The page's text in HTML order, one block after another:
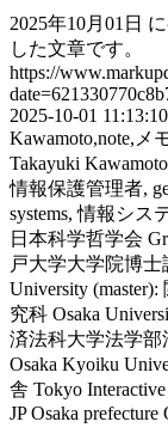
2025年10月01日
した文章です。
https://
2025-10-01 11:13:10
Kawamoto,note,メ
Takayuki
情報保護管理者,
systems, 情報シス
日本科学哲学会
戸大学大学院博
University
究科 Osaka
済法科大学法学部
Osaka Kyoiku
舎 Tokyo
JP Osaka prefecture